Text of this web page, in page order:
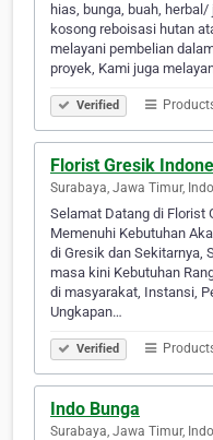
hias, bunga, buah,
kosong reboisasi hutan
melayani pembelian
proyek, Kami juga
Verified
Florist Gresik
Surabaya, Jawa Timur,
Selamat Datang di Florist
Memenuhi Kebutuhan
di Gresik dan Sekitarnya,
masa kini Kebutuhan
di masyarakat, Instansi,
Ungkapan…
Verified
Indo Bunga
Surabaya, Jawa Timur,